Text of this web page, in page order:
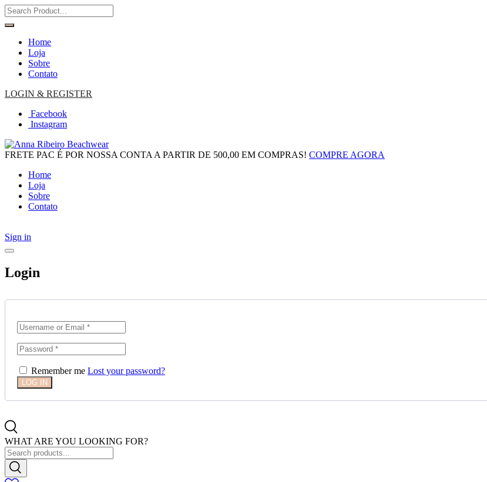
Home
Loja
Sobre
Contato
LOGIN & REGISTER
Facebook
Instagram
FRETE PAC É POR NOSSA CONTA A PARTIR DE 500,00 EM COMPRAS! COMPRE AGORA
Home
Loja
Sobre
Contato
Sign in
Login
Remember me Lost your password?
WHAT ARE YOU LOOKING FOR?